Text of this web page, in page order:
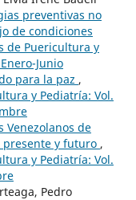
preventivas no
de condiciones
de Puericultura y
Junio
para la paz ,
y Pediatría: Vol.
Venezolanos de
presente y futuro ,
y Pediatría: Vol.
Pedro